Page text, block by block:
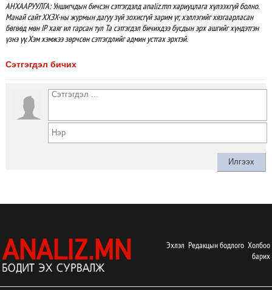
АНХААРУУЛГА: Уншигчдын бичсэн сэтгэгдэлд analiz.mn хариуцлага хүлээхгүй болно.
Манай сайт ХХЗХ-ны журмын дагуу зүй зохисгүй зарим үг, хэллэгийг хязгаарласан
бөгөөд мөн IP хаяг ил гарсан тул Та сэтгэгдэл бичихдээ бусдын эрх ашгийг хүндэтгэн
үзнэ үү. Хэм хэмжээ зөрчсөн сэтгэгдлийг админ устгах эрхтэй.
Сэтгэгдэл бичих
Эхлэл Редакцын бодлого Холбоо
барих